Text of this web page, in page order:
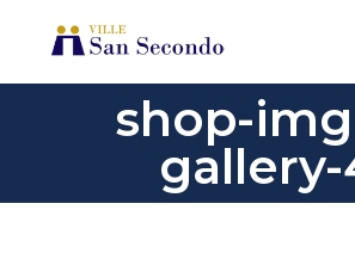
shop-